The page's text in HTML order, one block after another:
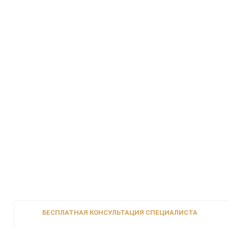
БЕСПЛАТНАЯ КОНСУЛЬТАЦИЯ СПЕЦИАЛИСТА